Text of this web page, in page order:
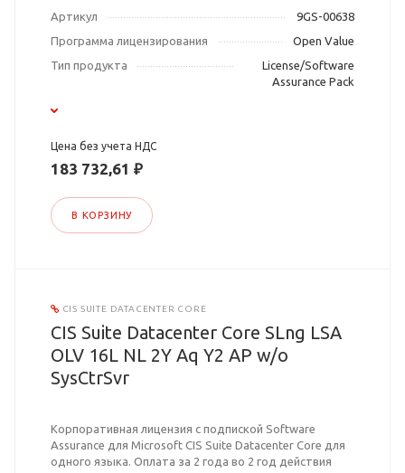
Артикул
9GS-00638
Программа лицензирования
Open Value
Тип продукта
License/Software
Assurance Pack
Цена без учета НДС
183 732,61 ₽
В КОРЗИНУ
CIS SUITE DATACENTER CORE
CIS Suite Datacenter Core SLng LSA
OLV 16L NL 2Y Aq Y2 AP w/o
SysCtrSvr
Корпоративная лицензия с подпиской Software
Assurance для Microsoft CIS Suite Datacenter Core для
одного языка. Оплата за 2 года во 2 год действия